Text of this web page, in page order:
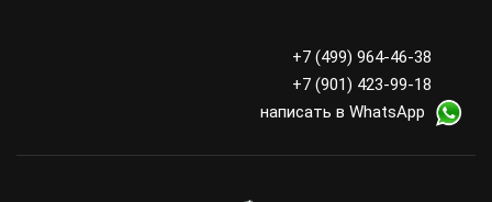
+7 (499) 964-46-38
+7 (901) 423-99-18
написать в WhatsApp